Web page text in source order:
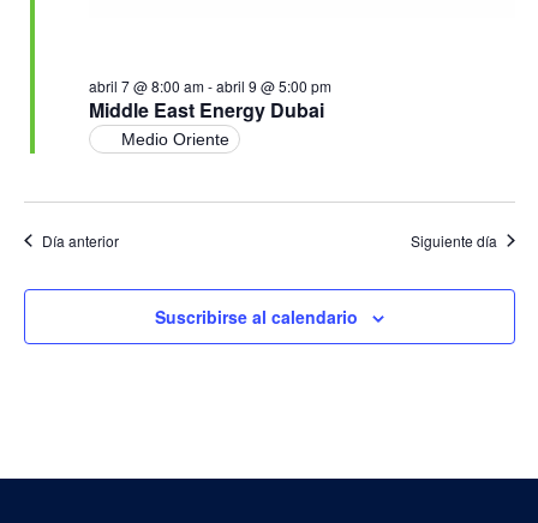
Middle East Energy Dubai
abril 7 @ 8:00 am-abril 9 @ 5:00 pm
Medio Oriente
Día anterior Siguiente día
Suscribirse al calendario